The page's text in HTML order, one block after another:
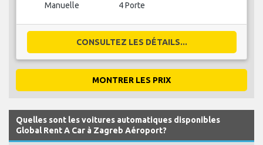
Manuelle 4 Porte
CONSULTEZ LES DÉTAILS...
MONTRER LES PRIX
Quelles sont les voitures automatiques disponibles
Global Rent A Car à Zagreb Aéroport?